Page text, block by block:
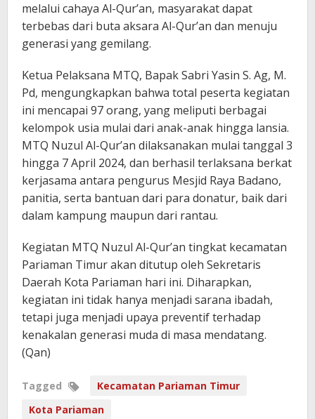
melalui cahaya Al-Qur’an, masyarakat dapat
terbebas dari buta aksara Al-Qur’an dan menuju
generasi yang gemilang.
Ketua Pelaksana MTQ, Bapak Sabri Yasin S. Ag, M.
Pd, mengungkapkan bahwa total peserta kegiatan
ini mencapai 97 orang, yang meliputi berbagai
kelompok usia mulai dari anak-anak hingga lansia.
MTQ Nuzul Al-Qur’an dilaksanakan mulai tanggal 3
hingga 7 April 2024, dan berhasil terlaksana berkat
kerjasama antara pengurus Mesjid Raya Badano,
panitia, serta bantuan dari para donatur, baik dari
dalam kampung maupun dari rantau.
Kegiatan MTQ Nuzul Al-Qur’an tingkat kecamatan
Pariaman Timur akan ditutup oleh Sekretaris
Daerah Kota Pariaman hari ini. Diharapkan,
kegiatan ini tidak hanya menjadi sarana ibadah,
tetapi juga menjadi upaya preventif terhadap
kenakalan generasi muda di masa mendatang.
(Qan)
Tagged
Kecamatan Pariaman Timur
Kota Pariaman